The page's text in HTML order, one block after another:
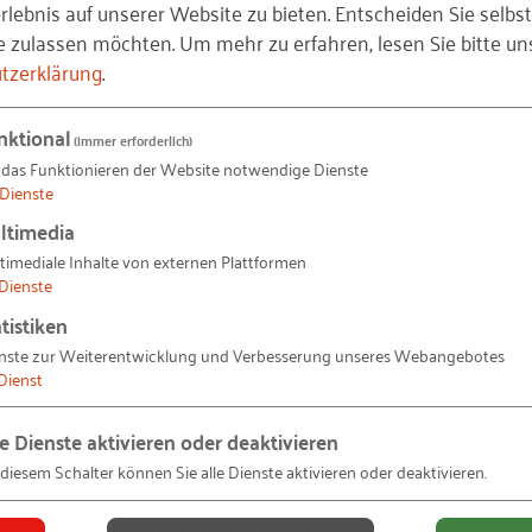
ein strategischer Hebel für Produktivität und
oder Budgetverantwortliche*r
Ihre Unternehmensstrategie integrieren. Auch
Belastung (GB Psyche) bieten dabei mehr als nur
für eine resiliente, leistungsfähige Organisation.
Sie:
Index (BHI®)Gesundheits- und Leistungsfähigkeit
Ihrer Organisation stärken
helfen, Produktivität langfristig zu sichern
Betriebsergebnis auswirken
auf unserer Website zu bieten. Entscheiden Sie
zulassen möchten.Um mehr zu erfahren, lesen Sie bitte
.
(immer erforderlich)
Funktionieren der Website notwendige Dienste
Dienste
Inhalte von externen Plattformen
Dienste
zur Weiterentwicklung und Verbesserung unseres Webangebotes
Dienste aktivieren oder deaktivieren
Schalter können Sie alle Dienste aktivieren oder deaktivieren.